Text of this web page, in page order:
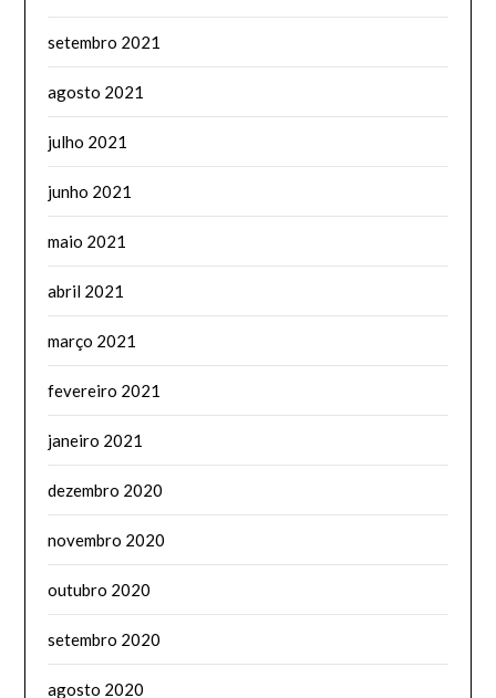
setembro 2021
agosto 2021
julho 2021
junho 2021
maio 2021
abril 2021
março 2021
fevereiro 2021
janeiro 2021
dezembro 2020
novembro 2020
outubro 2020
setembro 2020
agosto 2020